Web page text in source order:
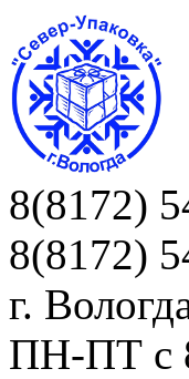
8(8172)
8(8172)
г.
ПН-ПТ c